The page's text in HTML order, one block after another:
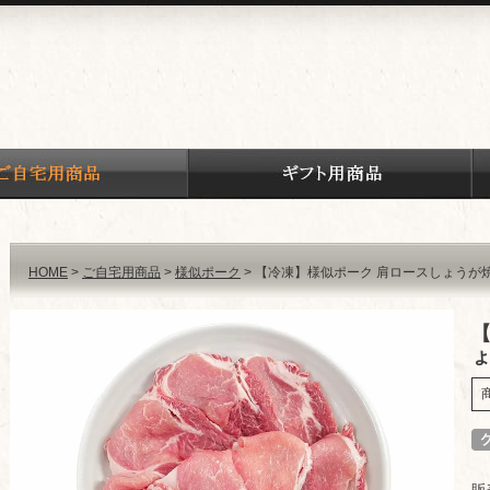
HOME ご自宅用商品 様似ポーク 【冷凍】様似ポーク 肩ロースしょうが